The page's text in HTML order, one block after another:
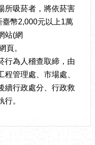
所吸菸者，將依菸害
幣2,000元以上1萬
站(網
頁。
行為人稽查取締，由
管理處、市場處、
續行政處分、行政救
。